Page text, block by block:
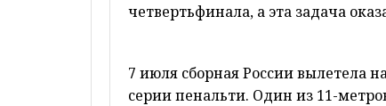
четвертьфинала, а эта задача
7 июля сборная России вылетела
серии пенальти. Один из 11-